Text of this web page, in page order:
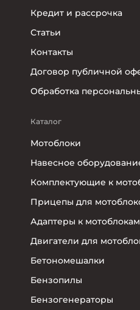
Кредит и рассрочка
Статьи
Контакты
Договор публичной
Обработка
Каталог
Мотоблоки
Навесное
Комплектующие к
Прицепы для
Адаптеры к мотоблокам
Двигатели для
Бетономешалки
Бензопилы
Бензогенераторы